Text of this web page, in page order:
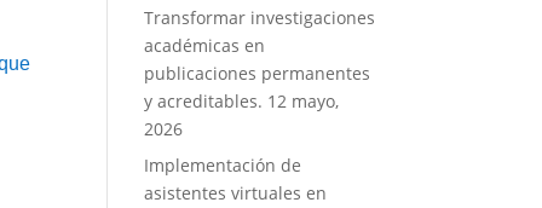
Transformar investigaciones
académicas en
publicaciones permanentes
y acreditables. 12 mayo,
2026
Implementación de
asistentes virtuales en